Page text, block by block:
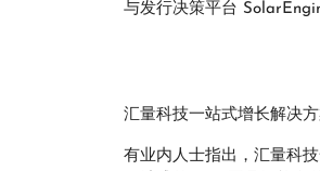
与发行决策平台
汇量科技一站式增长解决
有业内人士指出，汇量科